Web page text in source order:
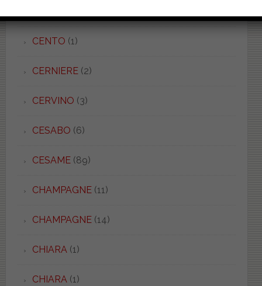
CENTO (1)
CERNIERE(2)
CERVINO (3)
CESABO (6)
CESAME(89)
CHAMPAGNE(11)
CHAMPAGNE(14)
CHIARA(1)
CHIARA(1)